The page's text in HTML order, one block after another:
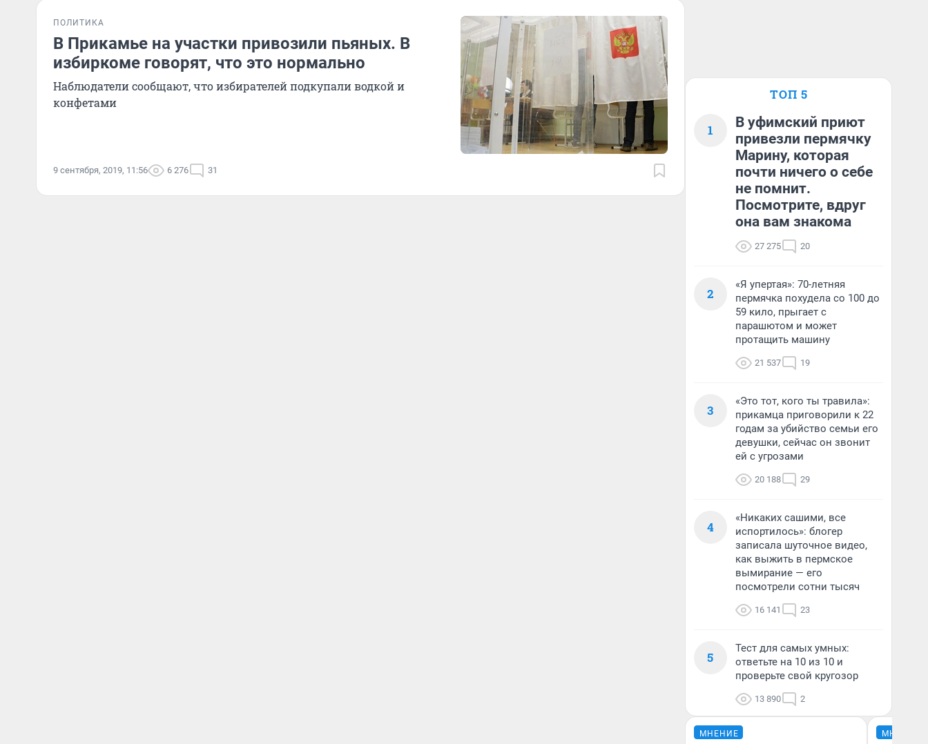
ПОЛИТИКА
В Прикамье на участки привозили пьяных. В
избиркоме говорят, что это нормально
Наблюдатели сообщают, что избирателей подкупали водкой и
конфетами
9 сентября, 2019, 11:56 6 276 31
ТОП 5
1
В уфимский приют
привезли пермячку
Марину, которая
почти ничего о себе
не помнит.
Посмотрите, вдруг
она вам знакома
27 275 20
2
«Я упертая»: 70-летняя
пермячка похудела со 100 до
59 кило, прыгает с
парашютом и может
протащить машину
21 537 19
3
«Это тот, кого ты травила»:
прикамца приговорили к 22
годам за убийство семьи его
девушки, сейчас он звонит
ей с угрозами
20 188 29
4
«Никаких сашими, все
испортилось»: блогер
записала шуточное видео,
как выжить в пермское
вымирание — его
посмотрели сотни тысяч
16 141 23
5
Тест для самых умных:
ответьте на 10 из 10 и
проверьте свой кругозор
13 890 2
МНЕНИЕ МНЕНИЕ